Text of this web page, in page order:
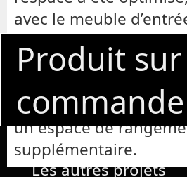
avec le meuble
la gauche et le bureau
escalier à droite. Le
suspendu est compact,
le meuble gris latéral
un espace de
supplémentaire.
Produit sur
commande
Les autres projets